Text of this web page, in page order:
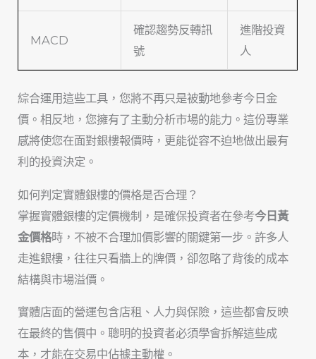
MACD
確認趨勢反轉訊
號
進階投資
人
綜合運用這些工具，您將不再只是被動地參考今日金
價。相反地，您擁有了主動分析市場的能力。這份專業
感將使您在面對銀樓報價時，更能從容不迫地做出最有
利的投資決定。
如何判定實體銀樓的價格是否合理？
掌握實體銀樓的定價機制，是確保投資者在參考今日黃
金價格時，不被不合理加價影響的關鍵第一步。許多人
走進銀樓，往往只看牆上的牌價，卻忽略了背後的成本
結構與市場溢價。
實體店面的營運包含店租、人力與保險，這些都會反映
在最終的售價中。聰明的投資者必須學會拆解這些成
本，才能在交易中佔據主動權。